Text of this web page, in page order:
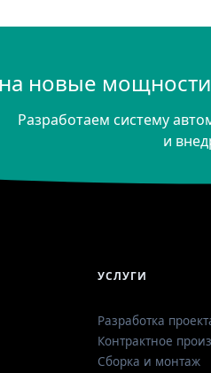
новые
Разработаем систему
и
УСЛУГИ
Разработка
Контрактное
Сборка и монтаж